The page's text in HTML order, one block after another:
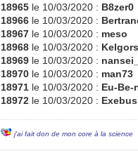
18965 le 10/03/2020 : B8zer0
18966 le 10/03/2020 :
18967 le 10/03/2020 : meso
18968 le 10/03/2020 : Kelgors
18969 le 10/03/2020 :
18970 le 10/03/2020 : man73
18971 le 10/03/2020 : Eu-Be-
18972 le 10/03/2020 : Exebus
j'ai fait don de mon core à la science